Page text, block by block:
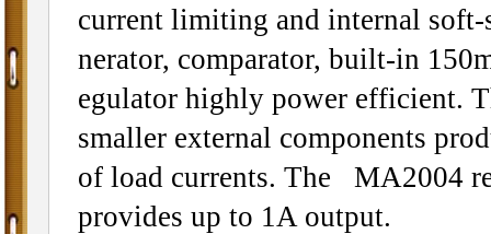
current limiting and internal
nerator, comparator, built-in
egulator highly power efficient.
smaller external components
of load currents. The MA2004
provides up to 1A output.